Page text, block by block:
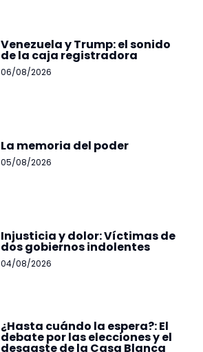
Venezuela y Trump: el sonido
de la caja registradora
06/08/2026
La memoria del poder
05/08/2026
Injusticia y dolor: Víctimas de
dos gobiernos indolentes
04/08/2026
¿Hasta cuándo la espera?: El
debate por las elecciones y el
desgaste de la Casa Blanca